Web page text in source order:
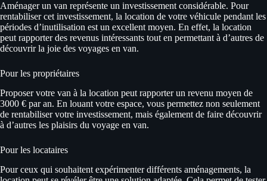
Aménager un van représente un investissement considérable. Pour
rentabiliser cet investissement, la location de votre véhicule pendant les
périodes d’inutilisation est un excellent moyen. En effet, la location
peut rapporter des revenus intéressants tout en permettant à d’autres de
découvrir la joie des voyages en van.
Pour les propriétaires
Proposer votre van à la location peut rapporter un revenu moyen de
3000 € par an. En louant votre espace, vous permettez non seulement
de rentabiliser votre investissement, mais également de faire découvrir
à d’autres les plaisirs du voyage en van.
Pour les locataires
Pour ceux qui souhaitent expérimenter différents aménagements, la